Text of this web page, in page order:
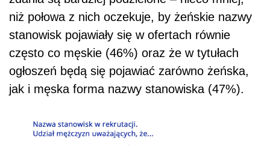
niż połowa z nich oczekuje, by żeńskie nazwy
stanowisk pojawiały się w ofertach równie
często co męskie (46%) oraz że w tytułach
ogłoszeń będą się pojawiać zarówno żeńska,
jak i męska forma nazwy stanowiska (47%).